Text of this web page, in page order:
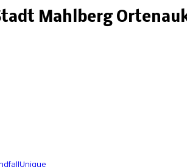
Mahlberg
Unique